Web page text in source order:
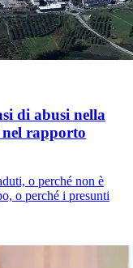
di abusi nella
nel rapporto
o perché non è
o perché i presunti